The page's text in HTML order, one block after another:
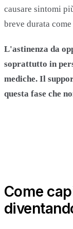
causare sintomi
breve durata
L'astinenza da
soprattutto in
mediche. Il
questa fase che
Come